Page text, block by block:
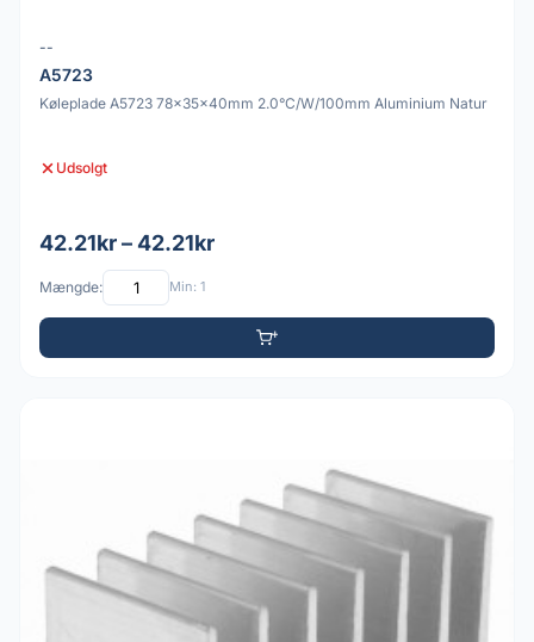
--
A5723
Køleplade A5723 78x35x40mm 2.0°C/W/100mm Aluminium Natur
Udsolgt
42.21kr – 42.21kr
Mængde: Min: 1